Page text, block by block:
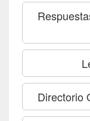
Directorio